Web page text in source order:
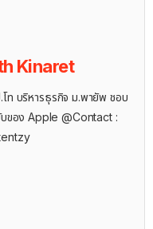
Kinaret
ท บริหารธุรกิจ ม.พายัพ ชอบ
ของ Apple @Contact :